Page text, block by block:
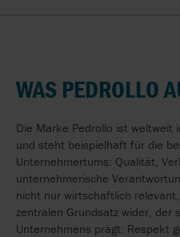
WAS PEDROLLO
Die Marke Pedrollo ist
und steht beispielhaft für die
Unternehmertums: Qualität,
unternehmerische
nicht nur wirtschaftlich
zentralen Grundsatz wider, der
Unternehmens prägt: Respekt